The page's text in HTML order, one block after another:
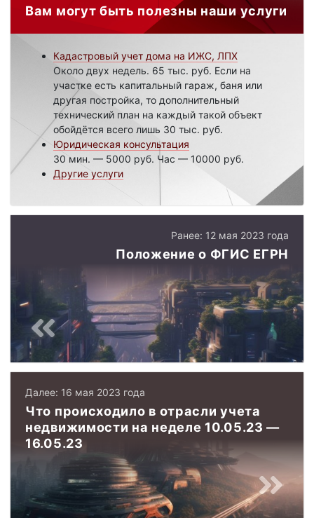
Вам могут быть полезны наши услуги
Кадастровый учет дома на ИЖС, ЛПХ
Около двух недель. 65 тыс. руб. Если на
участке есть капитальный гараж, баня или
другая постройка, то дополнительный
технический план на каждый такой объект
обойдётся всего лишь 30 тыс. руб.
Юридическая консультация
30 мин. — 5000 руб. Час — 10000 руб.
Другие услуги
Ранее: 12 мая 2023 года
Положение о ФГИС ЕГРН
Далее: 16 мая 2023 года
Что происходило в отрасли учета
недвижимости на неделе 10.05.23 —
16.05.23